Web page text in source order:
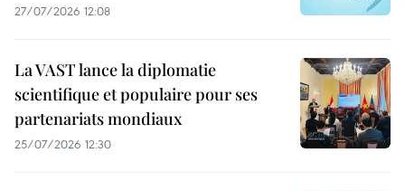
27/07/2026 12:08
La VAST lance la diplomatie
scientifique et populaire pour ses
partenariats mondiaux
25/07/2026 12:30